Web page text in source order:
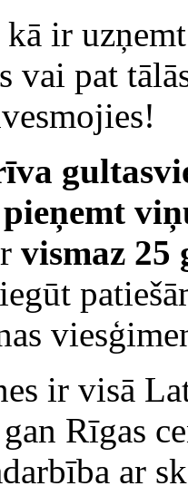
ir
vai pat
vismaz 25
ir visā
Rīgas
ar